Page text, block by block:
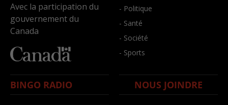
Avec la participation du
gouvernement du
Canada
- Politique
- Santé
- Société
- Sports
BINGO RADIO NOUS JOINDRE